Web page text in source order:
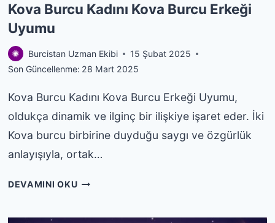
Kova Burcu Kadını Kova Burcu Erkeği
Uyumu
Burcistan Uzman Ekibi
15 Şubat 2025
Son Güncellenme: 28 Mart 2025
Kova Burcu Kadını Kova Burcu Erkeği Uyumu,
oldukça dinamik ve ilginç bir ilişkiye işaret eder. İki
Kova burcu birbirine duyduğu saygı ve özgürlük
anlayışıyla, ortak…
DEVAMINI OKUKOVA